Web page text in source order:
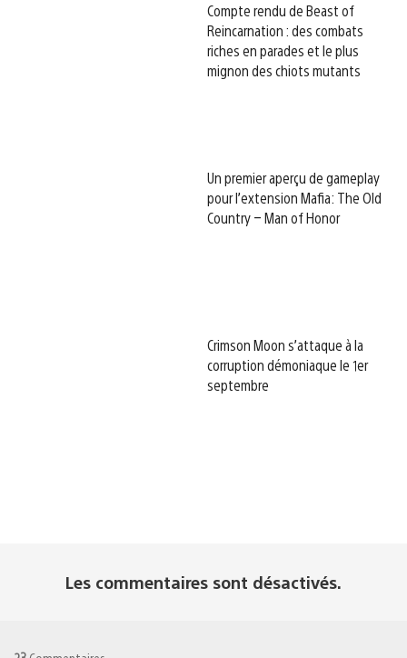
Compte rendu de Beast of
Reincarnation : des combats
riches en parades et le plus
mignon des chiots mutants
Un premier aperçu de gameplay
pour l’extension Mafia: The Old
Country – Man of Honor
Crimson Moon s’attaque à la
corruption démoniaque le 1er
septembre
Les commentaires sont désactivés.